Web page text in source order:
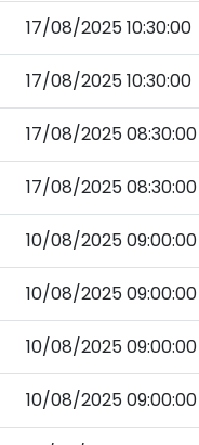
17/08/2025 10:30:00
17/08/2025 10:30:00
17/08/2025 08:30:00
17/08/2025 08:30:00
10/08/2025 09:00:00
10/08/2025 09:00:00
10/08/2025 09:00:00
10/08/2025 09:00:00